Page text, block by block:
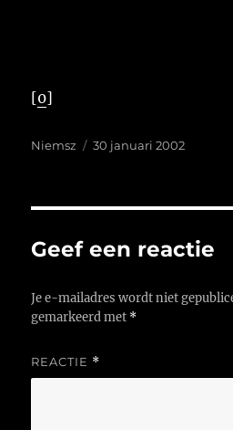
[0]
Auteur
Niemsz
Geplaatst
30 januari 2002
Geef een reactie
Je e-mailadres wordt niet
gemarkeerd met *
REACTIE *